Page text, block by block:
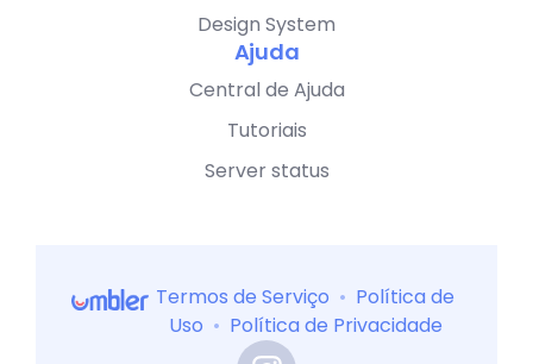
Design System
Ajuda
Central de Ajuda
Tutoriais
Server status
Termos de Serviço • Política de
Uso • Política de Privacidade